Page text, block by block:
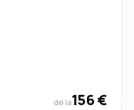
de la156 €